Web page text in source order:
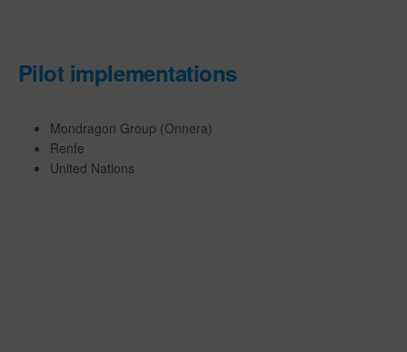
Pilot implementations
Mondragon Group (Onnera)
Renfe
United Nations